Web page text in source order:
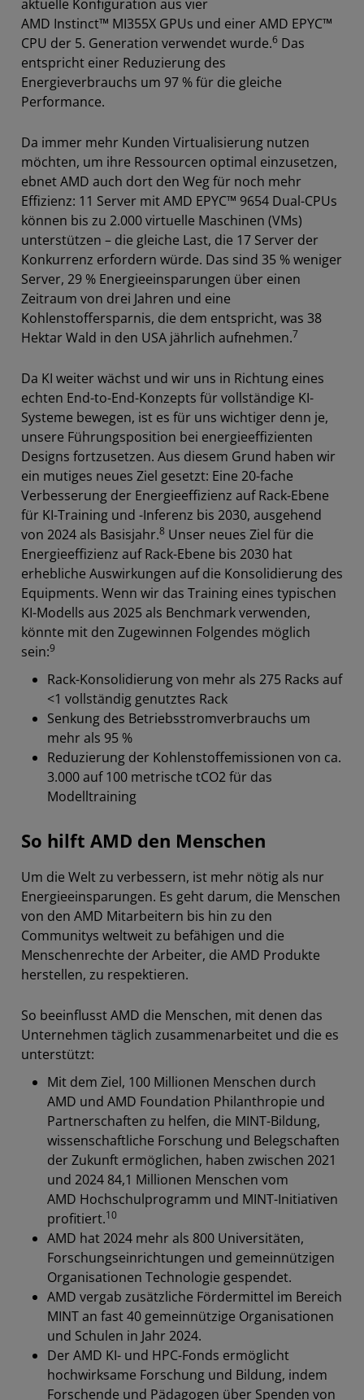
aktuelle Konfiguration aus vier
AMD Instinct™ MI355X GPUs und einer AMD EPYC™
CPU der 5. Generation verwendet wurde.6 Das
entspricht einer Reduzierung des
Energieverbrauchs um 97 % für die gleiche
Performance.
Da immer mehr Kunden Virtualisierung nutzen
möchten, um ihre Ressourcen optimal einzusetzen,
ebnet AMD auch dort den Weg für noch mehr
Effizienz: 11 Server mit AMD EPYC™ 9654 Dual-CPUs
können bis zu 2.000 virtuelle Maschinen (VMs)
unterstützen – die gleiche Last, die 17 Server der
Konkurrenz erfordern würde. Das sind 35 % weniger
Server, 29 % Energieeinsparungen über einen
Zeitraum von drei Jahren und eine
Kohlenstoffersparnis, die dem entspricht, was 38
Hektar Wald in den USA jährlich aufnehmen.7
Da KI weiter wächst und wir uns in Richtung eines
echten End-to-End-Konzepts für vollständige KI-
Systeme bewegen, ist es für uns wichtiger denn je,
unsere Führungsposition bei energieeffizienten
Designs fortzusetzen. Aus diesem Grund haben wir
ein mutiges neues Ziel gesetzt: Eine 20-fache
Verbesserung der Energieeffizienz auf Rack-Ebene
für KI-Training und -Inferenz bis 2030, ausgehend
von 2024 als Basisjahr.8 Unser neues Ziel für die
Energieeffizienz auf Rack-Ebene bis 2030 hat
erhebliche Auswirkungen auf die Konsolidierung des
Equipments. Wenn wir das Training eines typischen
KI-Modells aus 2025 als Benchmark verwenden,
könnte mit den Zugewinnen Folgendes möglich
sein:9
Rack-Konsolidierung von mehr als 275 Racks auf
<1 vollständig genutztes Rack
Senkung des Betriebsstromverbrauchs um
mehr als 95 %
Reduzierung der Kohlenstoffemissionen von ca.
3.000 auf 100 metrische tCO2 für das
Modelltraining
So hilft AMD den Menschen
Um die Welt zu verbessern, ist mehr nötig als nur
Energieeinsparungen. Es geht darum, die Menschen
von den AMD Mitarbeitern bis hin zu den
Communitys weltweit zu befähigen und die
Menschenrechte der Arbeiter, die AMD Produkte
herstellen, zu respektieren.
So beeinflusst AMD die Menschen, mit denen das
Unternehmen täglich zusammenarbeitet und die es
unterstützt:
Mit dem Ziel, 100 Millionen Menschen durch
AMD und AMD Foundation Philanthropie und
Partnerschaften zu helfen, die MINT-Bildung,
wissenschaftliche Forschung und Belegschaften
der Zukunft ermöglichen, haben zwischen 2021
und 2024 84,1 Millionen Menschen vom
AMD Hochschulprogramm und MINT-Initiativen
profitiert.10
AMD hat 2024 mehr als 800 Universitäten,
Forschungseinrichtungen und gemeinnützigen
Organisationen Technologie gespendet.
AMD vergab zusätzliche Fördermittel im Bereich
MINT an fast 40 gemeinnützige Organisationen
und Schulen in Jahr 2024.
Der AMD KI- und HPC-Fonds ermöglicht
hochwirksame Forschung und Bildung, indem
Forschende und Pädagogen über Spenden von